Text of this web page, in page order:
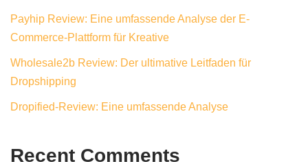
Payhip Review: Eine umfassende Analyse der E-
Commerce-Plattform für Kreative
Wholesale2b Review: Der ultimative Leitfaden für
Dropshipping
Dropified-Review: Eine umfassende Analyse
Recent Comments